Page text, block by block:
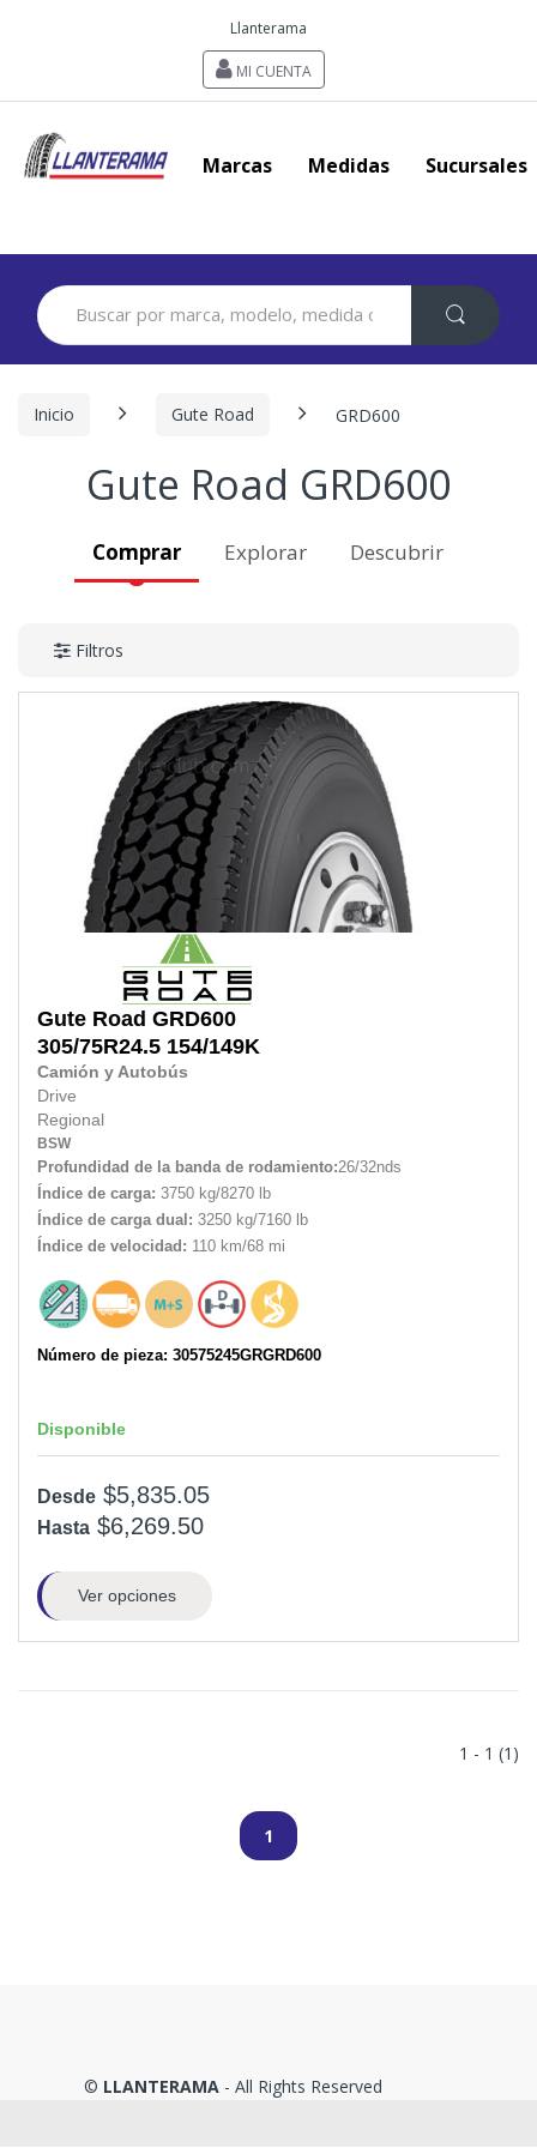
Llanterama
MI CUENTA
Marcas Medidas Sucursales
Search
for:
Inicio Gute Road GRD600
Gute Road GRD600
Comprar Explorar Descubrir
Filtros
Gute Road GRD600
305/75R24.5 154/149K
Camión y Autobús
Drive
Regional
BSW
Profundidad de la banda de rodamiento:26/32nds
Índice de carga: 3750 kg/8270 lb
Índice de carga dual: 3250 kg/7160 lb
Índice de velocidad: 110 km/68 mi
Número de pieza: 30575245GRGRD600
Disponible
Desde $5,835.05
Hasta $6,269.50
Ver opciones
1 - 1 (1)
1
© LLANTERAMA - All Rights Reserved